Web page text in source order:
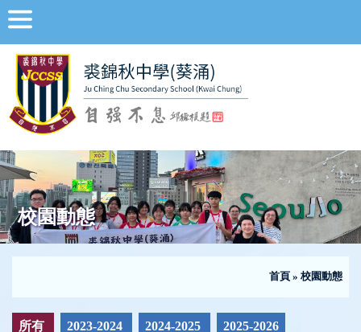
校園動態
首頁 » 校園動態
所有 2023-2024 2024-2025 2025-2026